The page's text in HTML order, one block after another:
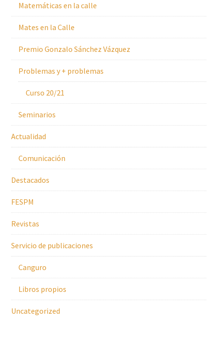
Matemáticas en la calle
Mates en la Calle
Premio Gonzalo Sánchez Vázquez
Problemas y + problemas
Curso 20/21
Seminarios
Actualidad
Comunicación
Destacados
FESPM
Revistas
Servicio de publicaciones
Canguro
Libros propios
Uncategorized